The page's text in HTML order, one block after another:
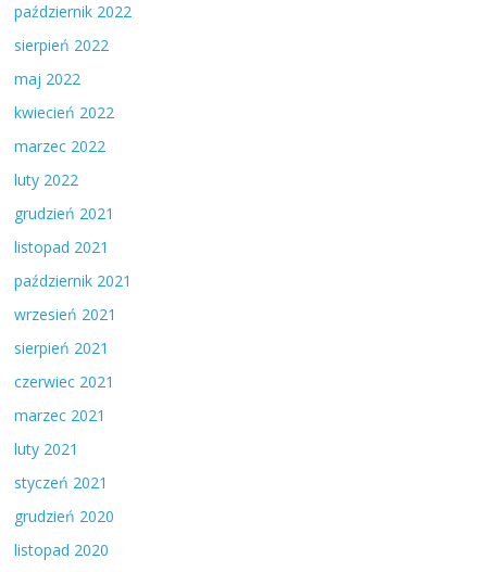
październik 2022
sierpień 2022
maj 2022
kwiecień 2022
marzec 2022
luty 2022
grudzień 2021
listopad 2021
październik 2021
wrzesień 2021
sierpień 2021
czerwiec 2021
marzec 2021
luty 2021
styczeń 2021
grudzień 2020
listopad 2020